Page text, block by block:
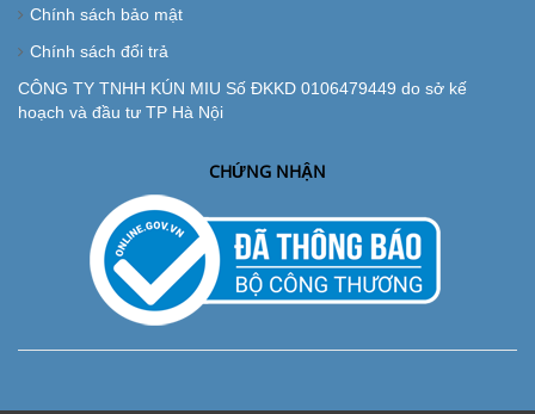
Chính sách bảo mật
Chính sách đổi trả
CÔNG TY TNHH KÚN MIU Số ĐKKD 0106479449 do sở kế
hoạch và đầu tư TP Hà Nội
CHỨNG NHẬN